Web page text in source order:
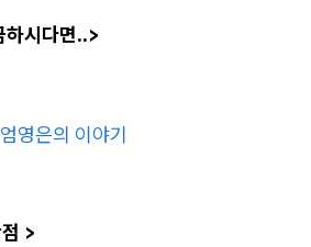
하시다면..>
영은의 이야기
>